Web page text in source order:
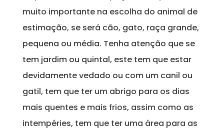
muito importante na escolha do animal de
estimação, se será cão, gato, raça grande,
pequena ou média. Tenha atenção que se
tem jardim ou quintal, este tem que estar
devidamente vedado ou com um canil ou
gatil, tem que ter um abrigo para os dias
mais quentes e mais frios, assim como as
intempéries, tem que ter uma área para as